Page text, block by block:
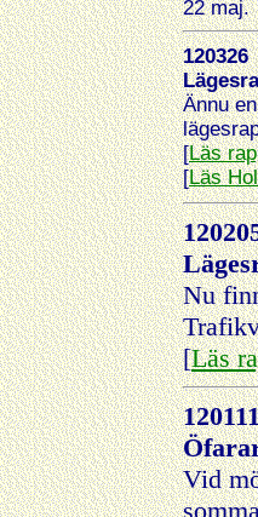
22 maj.
120326
Ännu
[Läs
[Läs
Nu
[Läs
Vid